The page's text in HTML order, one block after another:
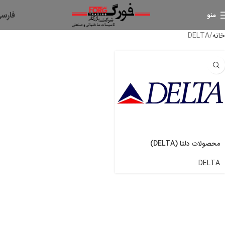
منو
خانه DELTA
محصولات دلتا (DELTA)
DELTA